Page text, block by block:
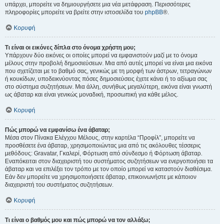
υπάρχει, μπορείτε να δημιουργήσετε μια νέα μετάφραση. Περισσότερες
πληροφορίες μπορείτε να βρείτε στην ιστοσελίδα του phpBB®.
Κορυφή
Τι είναι οι εικόνες δίπλα στο όνομα χρήστη μου;
Υπάρχουν δύο εικόνες οι οποίες μπορεί να εμφανιστούν μαζί με το όνομα
μέλους στην προβολή δημοσιεύσεων. Μια από αυτές μπορεί να είναι μια εικόνα
που σχετίζεται με το βαθμό σας, γενικώς με τη μορφή των άστρων, τετραγώνων
ή κουκίδων, υποδεικνύοντας πόσες δημοσιεύσεις έχετε κάνει ή το αξίωμα σας
στο σύστημα συζητήσεων. Μια άλλη, συνήθως μεγαλύτερη, εικόνα είναι γνωστή
ως άβαταρ και είναι γενικώς μοναδική, προσωπική για κάθε μέλος.
Κορυφή
Πώς μπορώ να εμφανίσω ένα άβαταρ;
Μέσα στον Πίνακα Ελέγχου Μέλους, στην καρτέλα “Προφίλ”, μπορείτε να
προσθέσετε ένα άβαταρ, χρησιμοποιώντας μια από τις ακόλουθες τέσσερις
μεθόδους: Gravatar, Γκαλερί, Φόρτωση από σύνδεσμο ή Φόρτωση άβαταρ.
Εναπόκειται στον διαχειριστή του συστήματος συζητήσεων να ενεργοποιήσει τα
άβαταρ και να επιλέξει τον τρόπο με τον οποίο μπορεί να καταστούν διαθέσιμα.
Εάν δεν μπορείτε να χρησιμοποιήσετε άβαταρ, επικοινωνήστε με κάποιον
διαχειριστή του συστήματος συζητήσεων.
Κορυφή
Τι είναι ο βαθμός μου και πώς μπορώ να τον αλλάξω;